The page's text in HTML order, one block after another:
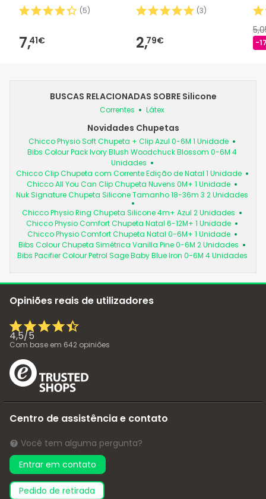
(5)
7,41€
(3)
2,79€ -
BUSCAS RELACIONADAS SOBRE Silicone
Correntes Látex
Novidades Chupetas
Chicco Physio Soft Chupeta + Clip Azul 0-6M 1 Unidade
Bibs Colour Pack Ivory Blush Woodchuck Blossom 0-6M 4
Unidades
Chicco Clip Chupeta com Corrente Edição de Natal 1 Unidade
Chicco All You Can Clip Chupeta Nuvens 0M+ 1 Unidade
Nuk Signature Chupeta Silicone Tamanho 18-36m 3 2 Unidades
Chicco Physio Ring Chupeta Silicone 4m+ Azul 2 Unidades
Chicco Physio Comfort Chupeta Natal 6-12M+ 1 Unidade
Chicco Physio Comfort Chupeta Natal 0-6M+ 1 Unidade
Bibs Colour Chupeta Simétrica Vanilla Pine 0-6M 2 Unidades
Bibs Pacifier Colour Petrol Sage Baby Blue Iron 0-6M 4 Unidades
Opiniões reais de utilizadores
4,5/5
Com base em 642 opiniões
Centro de assistência e contato
Você tem alguma pergunta?
Entrar em contato
pedido de retirada